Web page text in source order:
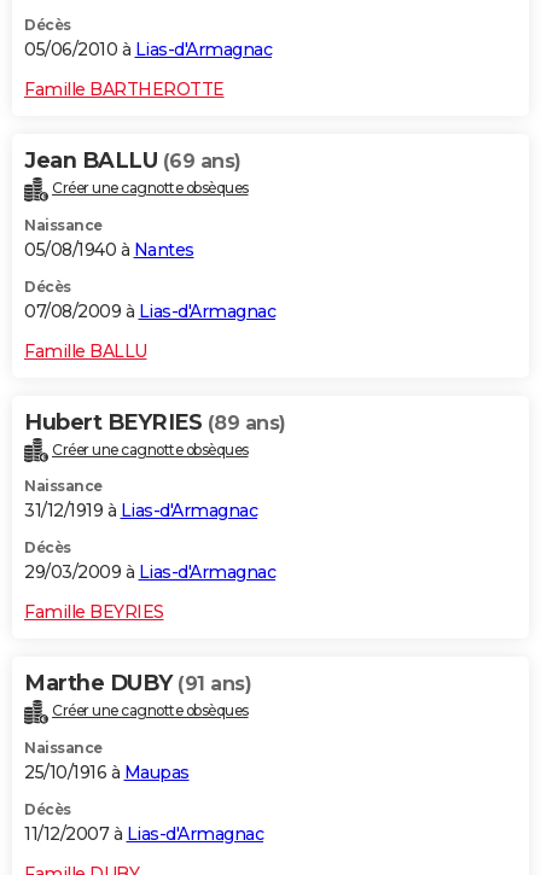
Décès
05/06/2010 à Lias-d'Armagnac
Famille BARTHEROTTE
Jean BALLU (69 ans)
Créer une cagnotte obsèques
Naissance
05/08/1940 à Nantes
Décès
07/08/2009 à Lias-d'Armagnac
Famille BALLU
Hubert BEYRIES (89 ans)
Créer une cagnotte obsèques
Naissance
31/12/1919 à Lias-d'Armagnac
Décès
29/03/2009 à Lias-d'Armagnac
Famille BEYRIES
Marthe DUBY (91 ans)
Créer une cagnotte obsèques
Naissance
25/10/1916 à Maupas
Décès
11/12/2007 à Lias-d'Armagnac